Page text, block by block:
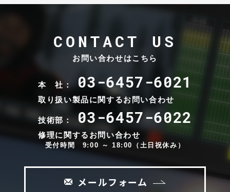
CONTACT US
お問い合わせはこちら
本 社： 03-6457-6021
取り扱い製品に関するお問い合わせ
技術部： 03-6457-6022
修理に関するお問い合わせ
受付時間 9:00 ～ 18:00（土日祝休み）
メールフォーム